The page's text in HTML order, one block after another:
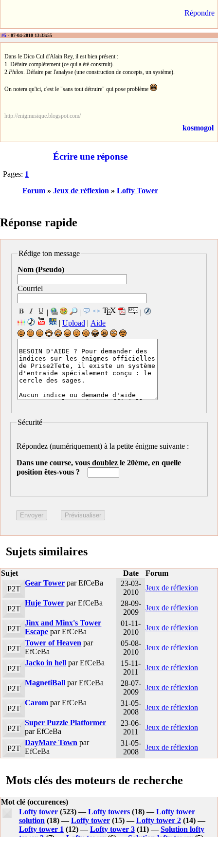
Répondre
#5 - 07-04-2010 13:33:55
Dans le Dico Cul d'Alain Rey, il est bien présent :
1. Défaire complètement (ce qui a été construit).
2. Philos . Défaire par l'analyse (une construction de concepts, un système).
On notera qu'ici, c'est le "sans tout détruire" qui pose problème
http://enigmusique.blogspot.com/
kosmogol
Écrire une réponse
Pages: 1
Forum » Jeux de réflexion » Lofty Tower
Réponse rapide
Rédige ton message
Nom (Pseudo)
Courriel
| |
|
| Upload | Aide
Sécurité
Répondez (numériquement) à la petite énigme suivante :
Dans une course, vous doublez le 20ème, en quelle
position êtes-vous ?
Sujets similaires
Sujet Date
Forum
P2T
Gear Tower par EfCeBa
23-03-
2010
Jeux de réflexion
P2T
Huje Tower par EfCeBa
28-09-
2009
Jeux de réflexion
P2T
Jinx and Minx's Tower
Escape par EfCeBa
01-11-
2010
Jeux de réflexion
P2T
Tower of Heaven par
EfCeBa
05-08-
2010
Jeux de réflexion
P2T
Jacko in hell par EfCeBa
15-11-
2011
Jeux de réflexion
P2T
MagnetiBall par EfCeBa
28-07-
2009
Jeux de réflexion
P2T
Carom par EfCeBa
31-05-
2008
Jeux de réflexion
P2T
Super Puzzle Platformer
par EfCeBa
23-06-
2011
Jeux de réflexion
P2T
DayMare Town par
EfCeBa
31-05-
2008
Jeux de réflexion
Mots clés des moteurs de recherche
Mot clé (occurences)
Lofty tower(523) —Lofty towers(18) —Lofty tower
solution (18) —Loffy tower(15) —Lofty tower 2(14) —
Lofty tower 1 (12) —Lofty tower 3(11) —Solution lofty
tower 2(7) — Lofty-tower(6) — Solution lofty tower(5) —